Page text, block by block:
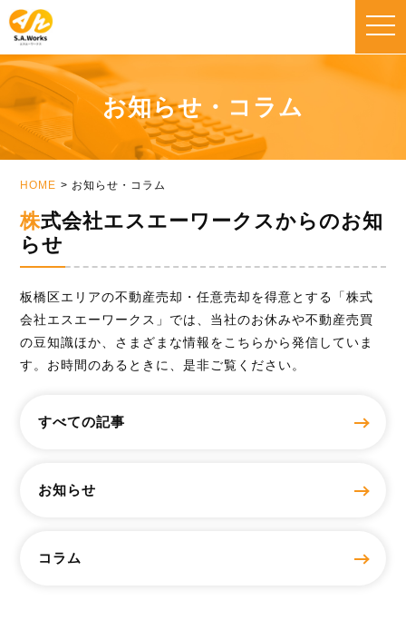
toggle
お知らせ・コラム
HOME お知らせ・コラム
株式会社エスエーワークスからのお知
らせ
板橋区エリアの不動産売却・任意売却を得意とする「株式
会社エスエーワークス」では、当社のお休みや不動産売買
の豆知識ほか、さまざまな情報をこちらから発信していま
す。お時間のあるときに、是非ご覧ください。
すべての記事
お知らせ
コラム